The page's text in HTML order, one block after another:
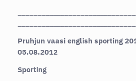
Pruhjun vaasi english sporting
05.08.2012
Sporting